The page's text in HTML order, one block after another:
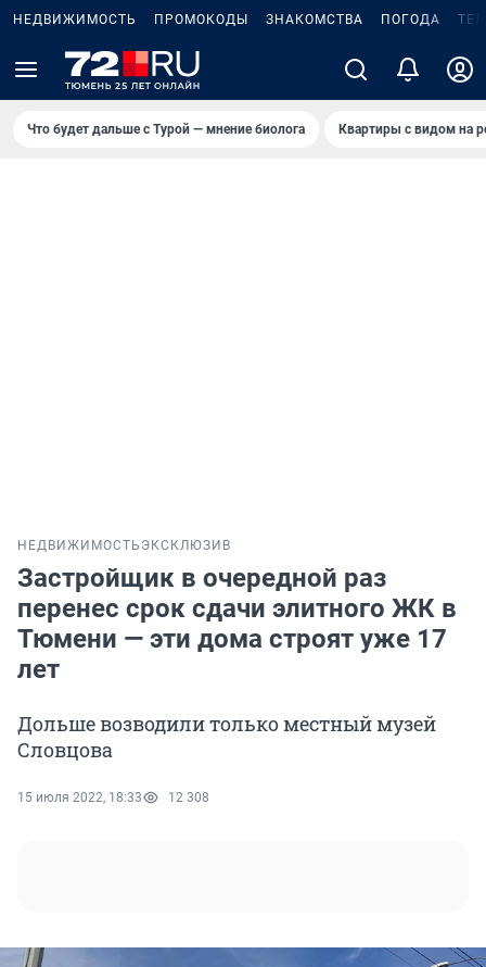
НЕДВИЖИМОСТЬ ПРОМОКОДЫ ЗНАКОМСТВА ПОГОДА
Что будет дальше с Турой — мнение биолога Квартиры с видом на
НЕДВИЖИМОСТЬ ЭКСКЛЮЗИВ
Застройщик в очередной раз
перенес срок сдачи элитного ЖК в
Тюмени — эти дома строят уже 17
лет
Дольше возводили только местный музей
Словцова
15 июля 2022, 18:33 12 308